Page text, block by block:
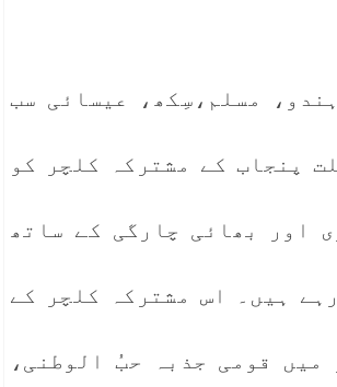
مسلم،سِکھ، عیسائی سب
پنجاب کے مشترکہ کلچر کو
اور بھائی چارگی کے ساتھ
ہیں۔ اس مشترکہ کلچر کے
میں قومی جذبہ حبُ الوطنی،